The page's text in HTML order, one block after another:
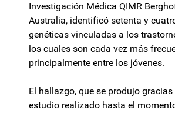
Investigación Médica QIMR
Australia, identificó setenta y
genéticas vinculadas a los
los cuales son cada vez más
principalmente entre los jóvenes.
El hallazgo, que se produjo
estudio realizado hasta el